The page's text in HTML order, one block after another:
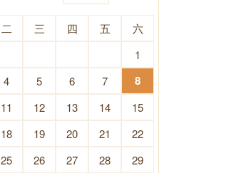
二 三 四 五
六
1
4 5 6 7 8
11 12 13 14
15
18 19 20 21
22
25 26 27 28
29